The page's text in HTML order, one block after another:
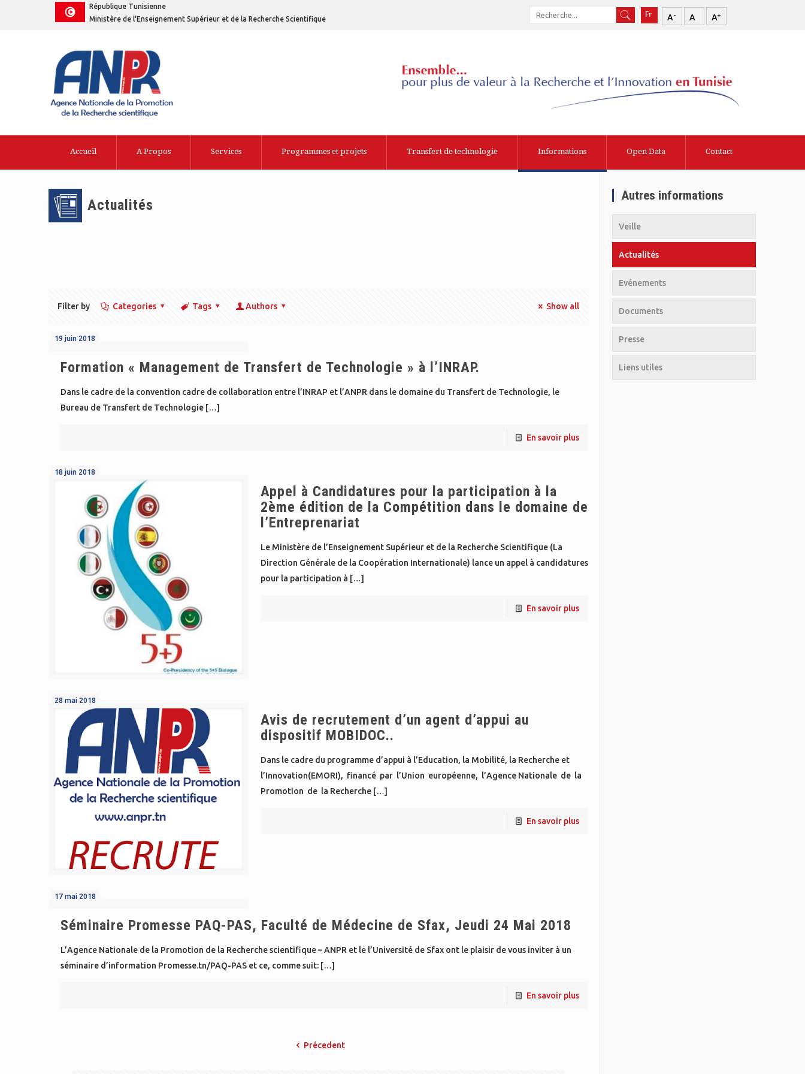
République Tunisienne
Ministère de l'Enseignement Supérieur et de la Recherche Scientifique
A- A A+
Accueil A Propos Services Programmes et projets Transfert de technologie Informations Open Data Contact
Actualités
Filter by Categories Tags Authors Show all
19 juin 2018
Formation « Management de Transfert de Technologie » à l’INRAP.
Dans le cadre de la convention cadre de collaboration entre l’INRAP et l’ANPR dans le domaine du Transfert de Technologie, le
Bureau de Transfert de Technologie […]
En savoir plus
18 juin 2018
Appel à Candidatures pour la participation à la
2ème édition de la Compétition dans le domaine de
l’Entreprenariat
Le Ministère de l’Enseignement Supérieur et de la Recherche Scientifique (La
Direction Générale de la Coopération Internationale) lance un appel à candidatures
pour la participation à […]
En savoir plus
28 mai 2018
Avis de recrutement d’un agent d’appui au
dispositif MOBIDOC..
Dans le cadre du programme d’appui à l’Education, la Mobilité, la Recherche et
l’Innovation(EMORI), financé par l’Union européenne, l’Agence Nationale de la
Promotion de la Recherche[…]
En savoir plus
17 mai 2018
Séminaire Promesse PAQ-PAS, Faculté de Médecine de Sfax, Jeudi 24 Mai 2018
L’Agence Nationale de la Promotion de la Recherche scientifique – ANPR et le l’Université de Sfax ont le plaisir de vous inviter à un
séminaire d’information Promesse.tn/PAQ-PAS et ce, comme suit: […]
En savoir plus
Précedent
Autres informations
Veille
Actualités
Evénements
Documents
Presse
Liens utiles